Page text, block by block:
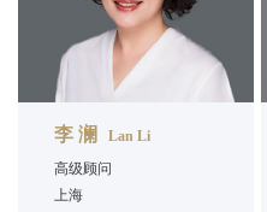
李 澜
Lan Li
高级顾问
上海